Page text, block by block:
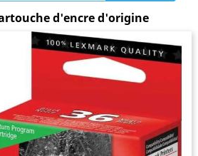
d'encre d'origine